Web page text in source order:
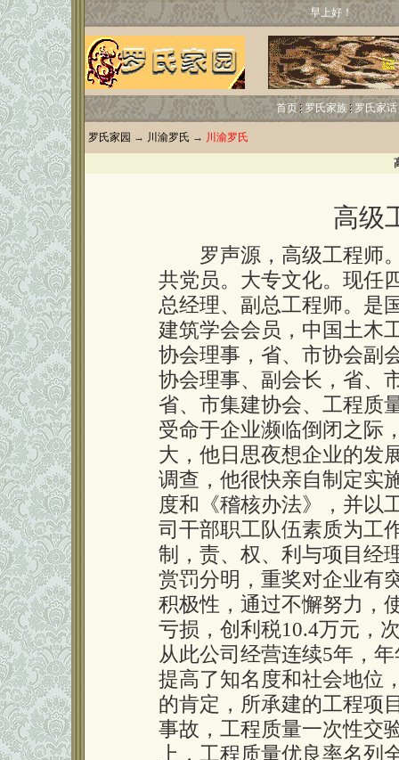
早上好！
首页 罗氏家族 罗氏家话
罗氏家园 → 川渝罗氏 → 川渝罗氏
高级
罗声源，高级工程师。
共党员。大专文化。现任
总经理、副总工程师。是
建筑学会会员，中国土木
协会理事，省、市协会副
协会理事、副会长，省、
省、市集建协会、工程质
受命于企业濒临倒闭之际
大，他日思夜想企业的发
调查，他很快亲自制定实
度和《稽核办法》，并以
司干部职工队伍素质为工
制，责、权、利与项目经
赏罚分明，重奖对企业有
积极性，通过不懈努力，
亏损，创利税10.4万元，
从此公司经营连续5年，
提高了知名度和社会地位
的肯定，所承建的工程项
事故，工程质量一次性交
上，工程质量优良率名列